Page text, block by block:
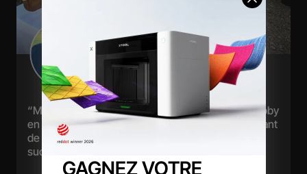
“Ma famille m'a persuadé de transformer mon hobby
en activité commerciale. J'ai réalisé des ventes allant
de
100 € à 2000 € par jour
succès..”
GAGNEZ VOTRE